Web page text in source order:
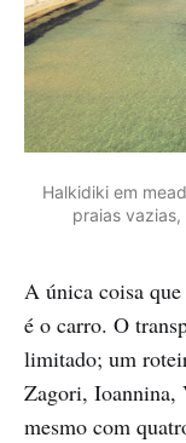
Halkidiki em
praias
A única coisa que
é o carro. O
limitado; um
Zagori, Ioannina,
mesmo com